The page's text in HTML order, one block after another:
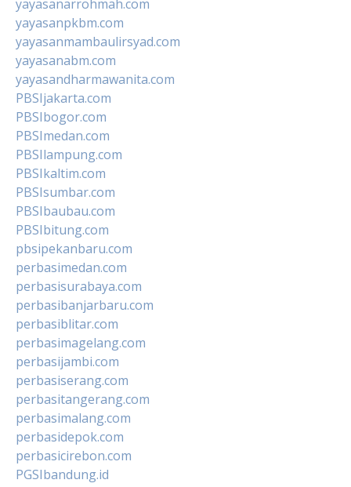
yayasanarrohmah.com
yayasanpkbm.com
yayasanmambaulirsyad.com
yayasanabm.com
yayasandharmawanita.com
PBSIjakarta.com
PBSIbogor.com
PBSImedan.com
PBSIlampung.com
PBSIkaltim.com
PBSIsumbar.com
PBSIbaubau.com
PBSIbitung.com
pbsipekanbaru.com
perbasimedan.com
perbasisurabaya.com
perbasibanjarbaru.com
perbasiblitar.com
perbasimagelang.com
perbasijambi.com
perbasiserang.com
perbasitangerang.com
perbasimalang.com
perbasidepok.com
perbasicirebon.com
PGSIbandung.id